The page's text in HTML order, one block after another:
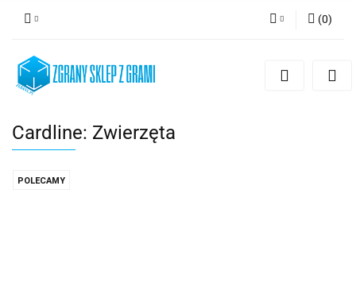
Zarejestruj się
(0)
Cardline: Zwierzęta
POLECAMY